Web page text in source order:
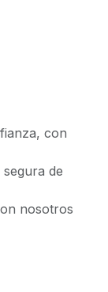
con
de
nosotros